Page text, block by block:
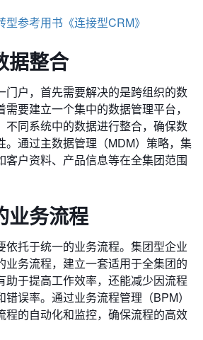
参考用书《连接型CRM》
据整合
门户，首先需要解决的是跨组织的数
要建立一个集中的数据管理平台，
不同系统中的数据进行整合，确保数
。通过主数据管理（MDM）策略，集
客户资料、产品信息等在全集团范围
业务流程
依托于统一的业务流程。集团型企业
业务流程，建立一套适用于全集团的
助于提高工作效率，还能减少因流程
误率。通过业务流程管理（BPM）
程的自动化和监控，确保流程的高效